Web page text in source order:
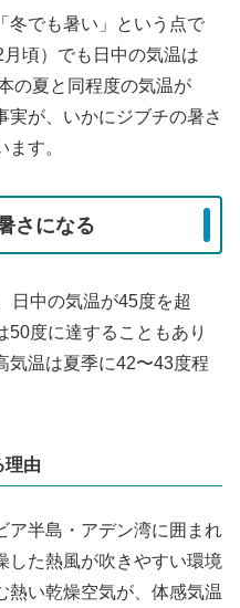
冬でも暑い」という点で
頃）でも日中の気温は
の夏と同程度の気温が
実が、いかにジブチの暑さ
す。
さになる
日中の気温が45度を超
50度に達することもあり
気温は夏季に42〜43度程
理由
ア半島・アデン湾に囲まれ
した熱風が吹きやすい環境
熱い乾燥空気が、体感気温